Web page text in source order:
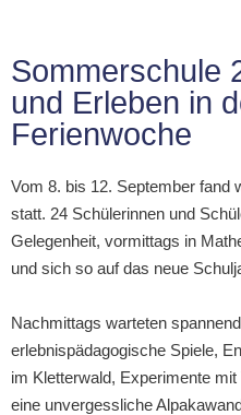
Sommerschule
und Erleben in
Ferienwoche​
Vom 8. bis 12. September fand
statt. 24 Schülerinnen und
Gelegenheit, vormittags in
und sich so auf das neue
Nachmittags warteten
erlebnispädagogische Spiele,
im Kletterwald, Experimente
eine unvergessliche